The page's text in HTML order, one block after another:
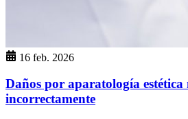
16 feb. 2026
Daños por aparatología
incorrectamente